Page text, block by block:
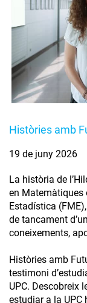
Històries amb
19 de juny 2026
La història de
en Matemàtiques
Estadística
de tancament
coneixements,
Històries amb
testimoni
UPC. Descobreix
estudiar a la